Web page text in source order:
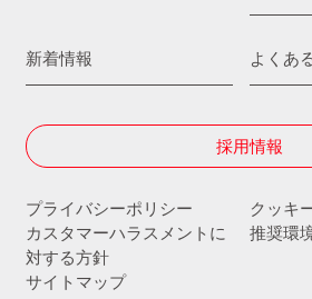
新着情報 よくあ
採用情報
プライバシーポリシー
クッキ
カスタマーハラスメントに
対する方針
推奨環
サイトマップ